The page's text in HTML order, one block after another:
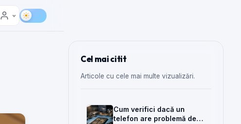
Cel mai citit
Articole cu cele mai multe vizualizări.
Cum verifici dacă un
telefon are problemă de